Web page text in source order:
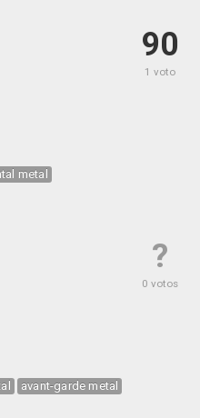
90
1 voto
metal
?
0 votos
avant-garde metal